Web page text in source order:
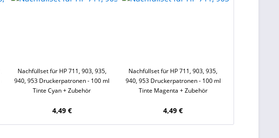
Nachfüllset für HP 711, 903, 935,
940, 953 Druckerpatronen - 100 ml
Tinte Cyan + Zubehör
4,49 €
Nachfüllset für HP 711, 903, 935,
940, 953 Druckerpatronen - 100 ml
Tinte Magenta + Zubehör
4,49 €